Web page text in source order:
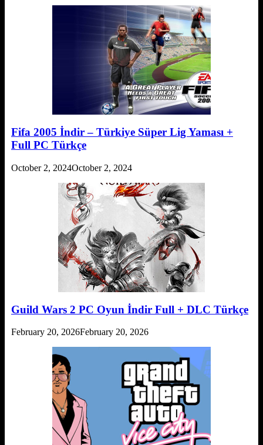
Fifa 2005 İndir – Türkiye Süper Lig Yaması +
Full PC Türkçe
October 2, 2024October 2, 2024
Guild Wars 2 PC Oyun İndir Full + DLC Türkçe
February 20, 2026February 20, 2026